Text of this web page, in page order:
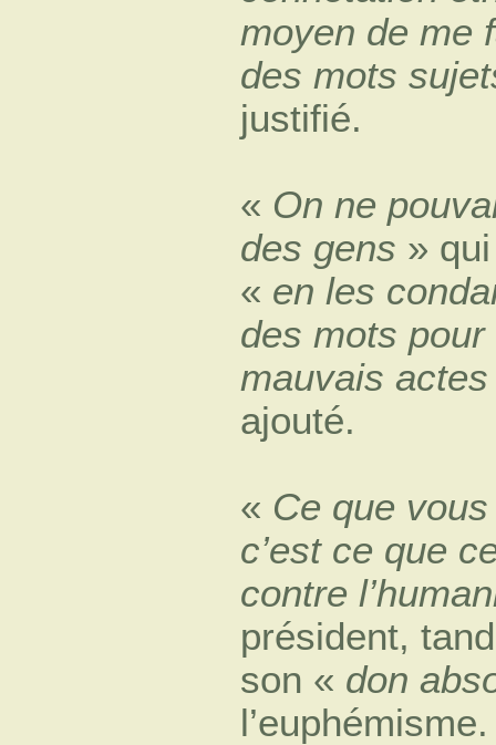
moyen de me
des mots
justifié.
« On ne
des gens »
« en les
des mots
mauvais
ajouté.
« Ce que
c’est ce que
contre
président,
son « don
l’euphémisme.